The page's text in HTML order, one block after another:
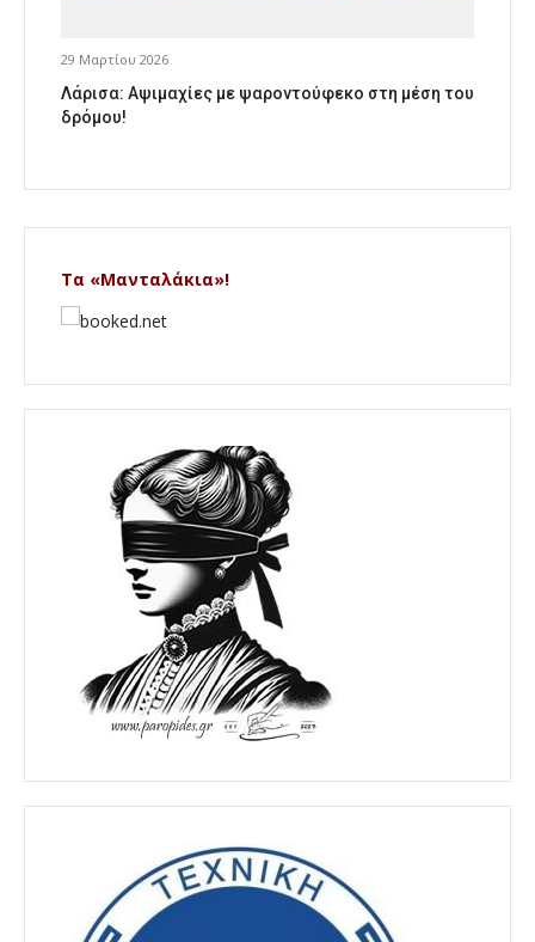
29 Μαρτίου 2026
Λάρισα: Αψιμαχίες με ψαροντούφεκο στη μέση του
δρόμου!
Τα «Μανταλάκια»!